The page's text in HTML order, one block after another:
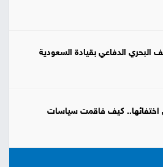
البحري الدفاعي بقيادة السعودية
اختفائها.. كيف فاقمت سياسات